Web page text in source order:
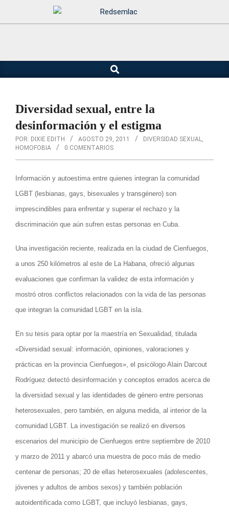
de
principal
Buscar
Diversidad sexual, entre la
desinformación y el estigma
POR: DIXIE EDITH AGOSTO 29, 2011 DIVERSIDAD SEXUAL
HOMOFOBIA
0 COMENTARIOS
Información y autoestima entre quienes integran la comunidad
LGBT (lesbianas, gays, bisexuales y transgénero) son
imprescindibles para enfrentar y superar el rechazo y la
discriminación que aún sufren estas personas en Cuba.
Una investigación reciente, realizada en la ciudad de Cienfuegos,
a unos 250 kilómetros al este de La Habana, ofreció algunas
evaluaciones que confirman la validez de esta información y
mostró otros conflictos relacionados con la vida de las personas
que integran la comunidad LGBT en la isla.
En su tesis para optar por la maestría en Sexualidad, titulada
«Diversidad sexual: información, opiniones, valoraciones y
prácticas en la provincia Cienfuegos», el psicólogo Alain Darcout
Rodríguez detectó desinformación y conceptos errados acerca de
la diversidad sexual y las identidades de género entre personas
heterosexuales, pero también, en alguna medida, al interior de la
comunidad LGBT. La investigación se realizó en diversos
escenarios del municipio de Cienfuegos entre septiembre de 2010
y marzo de 2011 y abarcó una muestra de poco más de medio
centenar de personas; 20 de ellas heterosexuales (adolescentes,
jóvenes y adultos de ambos sexos) y también población
autoidentificada como LGBT, que incluyó lesbianas, gays,